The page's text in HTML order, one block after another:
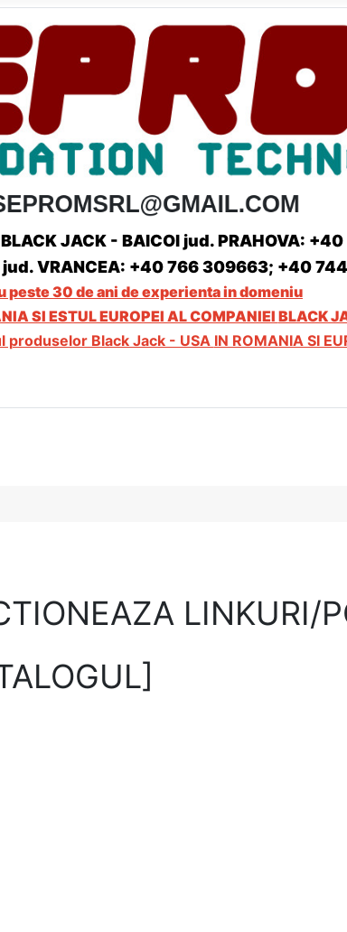
BLACK JACK - BAICOI jud. PRAHOVA:
jud. VRANCEA: +40 766 309663; +40
peste 30 de ani de experienta in domeniu
SI ESTUL EUROPEI AL COMPANIEI BLACK
Black Jack - USA IN ROMANIA SI
LINKURI/